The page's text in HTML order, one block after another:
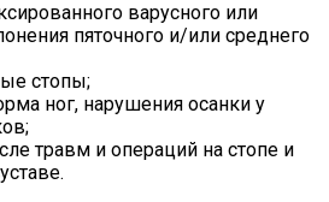
варусного или
пяточного и/или среднего
стопы;
ног, нарушения осанки у
травм и операций на стопе и